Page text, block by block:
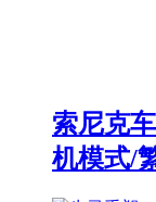
索尼克
机模式/